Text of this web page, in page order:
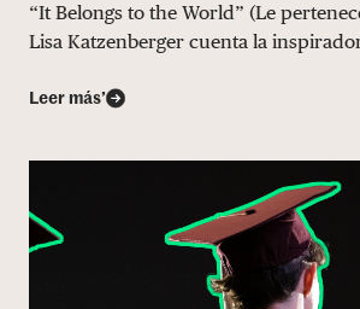
“It Belongs to the World” (Le
Lisa Katzenberger cuenta la
Leer más’